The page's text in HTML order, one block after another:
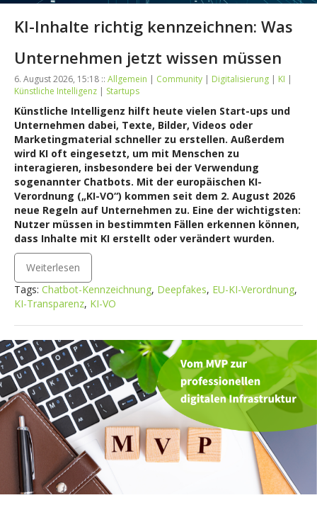
KI-Inhalte richtig kennzeichnen: Was
Unternehmen jetzt wissen müssen
6. August 2026, 15:18 :: Allgemein | Community | Digitalisierung | KI |
Künstliche Intelligenz | Startups
Künstliche Intelligenz hilft heute vielen Start-ups und
Unternehmen dabei, Texte, Bilder, Videos oder
Marketingmaterial schneller zu erstellen. Außerdem
wird KI oft eingesetzt, um mit Menschen zu
interagieren, insbesondere bei der Verwendung
sogenannter Chatbots. Mit der europäischen KI-
Verordnung („KI-VO“) kommen seit dem 2. August 2026
neue Regeln auf Unternehmen zu. Eine der wichtigsten:
Nutzer müssen in bestimmten Fällen erkennen können,
dass Inhalte mit KI erstellt oder verändert wurden.
Weiterlesen
Tags: Chatbot-Kennzeichnung, Deepfakes, EU-KI-Verordnung,
KI-Transparenz, KI-VO